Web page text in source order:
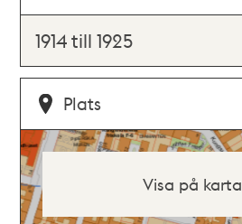
1914 till 1925
Plats
Visa på karta